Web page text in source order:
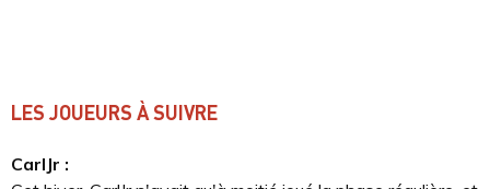
LES JOUEURS À SUIVRE
CarlJr :